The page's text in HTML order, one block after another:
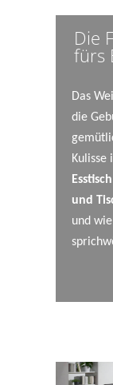
Die
fürs
Das
die
Kulisse
Esstisch
und
und